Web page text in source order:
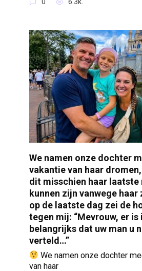
0 6.3k.
We namen onze dochter
vakantie van haar
dit misschien haar laatste
kunnen zijn vanwege haar
op de laatste dag zei de
tegen mij: “Mevrouw, er is
belangrijks dat uw man u
verteld…”
We namen onze dochter
van haar